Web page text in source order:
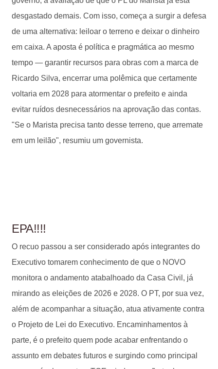
desgastado demais. Com isso, começa a surgir a defesa
de uma alternativa: leiloar o terreno e deixar o dinheiro
em caixa. A aposta é política e pragmática ao mesmo
tempo — garantir recursos para obras com a marca de
Ricardo Silva, encerrar uma polêmica que certamente
voltaria em 2028 para atormentar o prefeito e ainda
evitar ruídos desnecessários na aprovação das contas.
"Se o Marista precisa tanto desse terreno, que arremate
em um leilão", resumiu um governista.
EPA!!!!
O recuo passou a ser considerado após integrantes do
Executivo tomarem conhecimento de que o NOVO
monitora o andamento atabalhoado da Casa Civil, já
mirando as eleições de 2026 e 2028. O PT, por sua vez,
além de acompanhar a situação, atua ativamente contra
o Projeto de Lei do Executivo. Encaminhamentos à
parte, é o prefeito quem pode acabar enfrentando o
assunto em debates futuros e surgindo como principal